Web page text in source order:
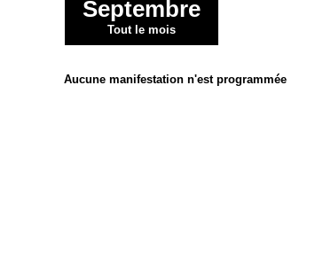
Septembre
Tout le mois
Aucune manifestation n'est programmée